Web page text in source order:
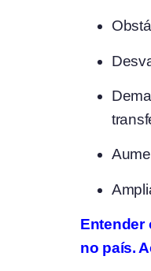
Entender
no país.